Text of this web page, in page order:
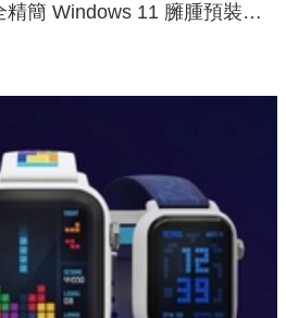
精簡 Windows 11 臃腫預裝軟